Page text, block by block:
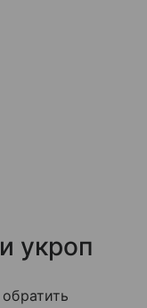
укроп